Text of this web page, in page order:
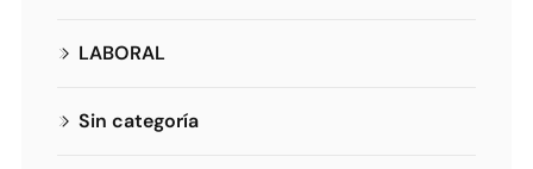
LABORAL
Sin categoría